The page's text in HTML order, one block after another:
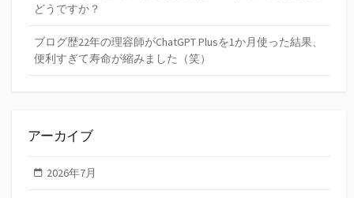
どうですか？
ブログ歴22年の理容師がChatGPT Plusを1か月使った結果、
便利すぎて寿命が縮みました（笑）
アーカイブ
2026年7月